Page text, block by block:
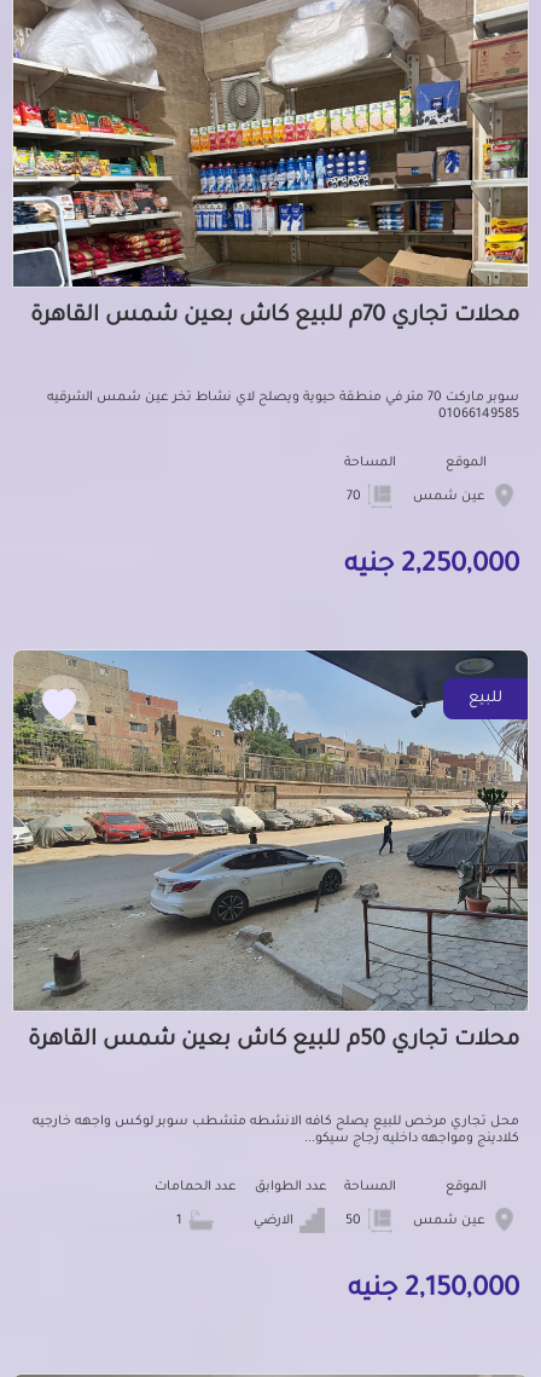
محلات تجاري 70م للبيع كاش بعين شمس القاهرة
سوبر ماركت 70 متر في منطقة حيوية ويصلح لاي نشاط تخر عين شمس الشرقيه
01066149585
الموقع
عين شمس
المساحة
2,250,000 جنيه
للبيع
محلات تجاري 50م للبيع كاش بعين شمس القاهرة
محل تجاري مرخص للبيع يصلح كافه الانشطه متشطب سوبر لوكس واجهه خارجيه
كلادينج ومواجهه داخليه زجاج سيكو...
الموقع
عين شمس
المساحة عدد الطوابق
الارضي
عدد الحمامات
2,150,000 جنيه